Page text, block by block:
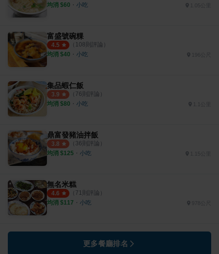
均消 $60 ・ 小吃 1.05公里
富盛號碗粿
4.5 （ 108則評論）
均消 $40 ・ 小吃
集品蝦仁飯
3.9 （ 76則評論）
均消 $80 ・ 小吃
鼎富發豬油拌飯
3.8 （ 36則評論）
均消 $125 ・ 小吃 1.15公里
無名米糕
4.6 （ 71則評論）
均消 $117 ・ 小吃
更多餐廳排名